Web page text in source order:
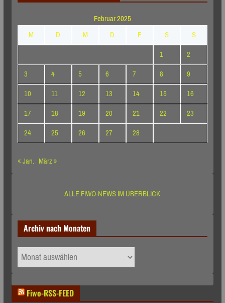
Februar 2025
M
D M D F S
S
1
2
3
4 5 6 7 8
9
10
11 12 13 14 15
16
17
18 19 20 21 22
23
24
25 26 27
28
« Jan. März »
ALLE FIWO-NEWS IM ÜBERBLICK
Archiv nach Monaten
Archiv
nach
Fiwo-RSS-FEED